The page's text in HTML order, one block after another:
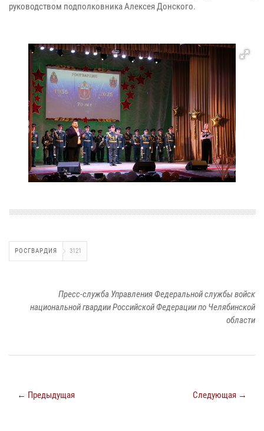
руководством подполковника Алексея Донского.
РОСГВАРДИЯ 3121
Пресс-служба Управления Федеральной службы войск
национальной гвардии Российской Федерации по Челябинской
области
← Предыдущая Следующая →